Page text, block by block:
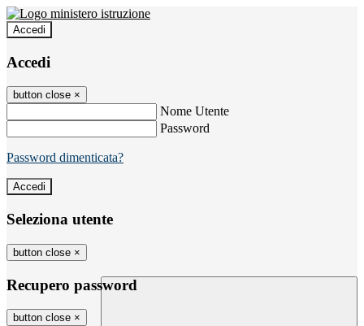
Accedi
Accedi
button close ×
Nome Utente
Password
Password dimenticata?
Seleziona utente
button close ×
Recupero password
button close ×